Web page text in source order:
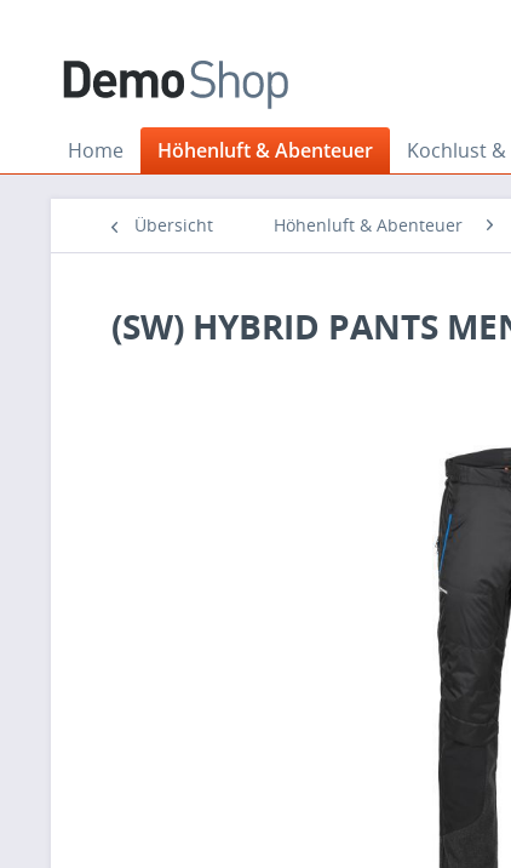
Home Höhenluft & Abenteuer Kochlust
Übersicht Höhenluft & Abenteuer
(SW) HYBRID PANTS